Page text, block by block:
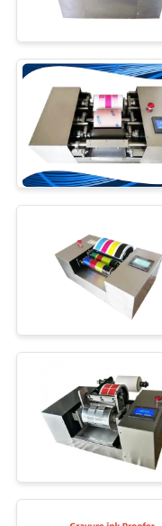
QUALITÉ
CONTACTEZ-
NOUS
DEMANDEZ
UNE
CITATION
SITE
PRIVACY
POLICY